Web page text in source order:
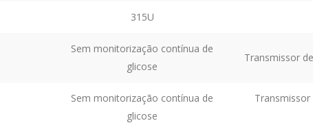
315U
Sem monitorização contínua de
glicose
Transmissor
Sem monitorização contínua de
glicose